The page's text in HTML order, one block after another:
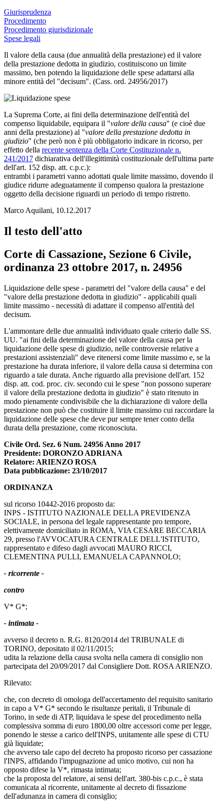
Giurisprudenza
Procedimento
Procedimento giurisdizionale
Spese legali
Il valore della causa (due annualità della prestazione) ed il valore
della prestazione dedotta in giudizio, costituiscono un limite
massimo, ben potendo la liquidazione delle spese adattarsi alla
minore entità del "decisum". (Cass. ord. 24956/2017)
La Suprema Corte, ai fini della determinazione dell'entità del
compenso liquidabile, equipara il "valore della causa" (e cioè due
anni della prestazione) al "valore della prestazione dedotta in
giudizio" (che però non è più obbligatorio indicare in ricorso, per
effetto della recente sentenza della Corte Costituzionale n.
241/2017 dichiarativa dell'illegittimità costituzionale dell'ultima parte
dell'art. 152 disp. att. c.p.c.):
entrambi i parametri vanno adottati quale limite massimo, dovendo il
giudice ridurre adeguatamente il compenso qualora la prestazione
oggetto della decisione riguardi un periodo di tempo ristretto.
Marco Aquilani, 10.12.2017
Il testo dell'atto
Corte di Cassazione, Sezione 6 Civile,
ordinanza 23 ottobre 2017, n. 24956
Corte di Cassazione, Sezione 6 Civile,
Liquidazione delle spese - parametri del "valore della causa" e del
"valore della prestazione dedotta in giudizio" - applicabili quali
limite massimo - necessità di adattare il compenso all'entità del
decisum.
L'ammontare delle due annualità individuato quale criterio dalle SS.
UU. "ai fini della determinazione del valore della causa per la
liquidazione delle spese di giudizio, nelle controversie relative a
prestazioni assistenziali" deve ritenersi come limite massimo e, se la
prestazione ha durata inferiore, il valore della causa si determina con
riguardo a tale durata. Anche riguardo alla previsione dell'art. 152
disp. att. cod. proc. civ. secondo cui le spese "non possono superare
il valore della prestazione dedotta in giudizio" è stato ritenuto in
modo pienamente condivisibile che la dichiarazione di valore della
prestazione non può che costituire il limite massimo cui raccordare la
liquidazione delle spese che deve pur sempre tener conto della
durata della prestazione, come riconosciuta.
Civile Ord. Sez. 6 Num. 24956 Anno 2017
Presidente: DORONZO ADRIANA
Relatore: ARIENZO ROSA
Data pubblicazione: 23/10/2017
ORDINANZA
sul ricorso 10442-2016 proposto da:
INPS - ISTITUTO NAZIONALE DELLA PREVIDENZA
SOCIALE, in persona del legale rappresentante pro tempore,
elettivamente domiciliato in ROMA, VIA CESARE BECCARIA
29, presso l'AVVOCATURA CENTRALE DELL'ISTITUTO,
rappresentato e difeso dagli avvocati MAURO RICCI,
CLEMENTINA PULLI, EMANUELA CAPANNOLO;
- ricorrente -
contro
V* G*;
- intimata -
avverso il decreto n. R.G. 8120/2014 del TRIBUNALE di
TORINO, depositato il 02/11/2015;
udita la relazione della causa svolta nella camera di consiglio non
partecipata del 20/09/2017 dal Consigliere Dott. ROSA ARIENZO.
Rilevato:
che, con decreto di omologa dell'accertamento del requisito sanitario
in capo a V* G* secondo le risultanze peritali, il Tribunale di
Torino, in sede di ATP, liquidava le spese del procedimento nella
complessiva somma di euro 1800,00 oltre accessori come per legge,
ponendo le stesse a carico dell'INPS, unitamente alle spese di CTU
già liquidate;
che avverso tale capo del decreto ha proposto ricorso per cassazione
l'INPS, affidando l'impugnazione ad unico motivo, cui non ha
opposto difese la V*, rimasta intimata;
che la proposta del relatore, ai sensi dell'art. 380-bis c.p.c., è stata
comunicata al ricorrente, unitamente al decreto di fissazione
dell'adunanza in camera di consiglio;